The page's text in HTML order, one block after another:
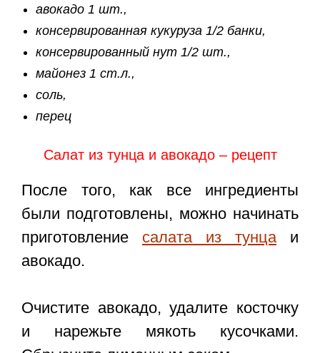
авокадо 1 шт.,
консервированная кукуруза 1/2 банки,
консервированный нут 1/2 шт.,
майонез 1 ст.л.,
соль,
перец
Салат из тунца и авокадо – рецепт
После того, как все ингредиенты
были подготовлены, можно начинать
приготовление салата из тунца и
авокадо.
Очистите авокадо, удалите косточку
и нарежьте мякоть кусочками.